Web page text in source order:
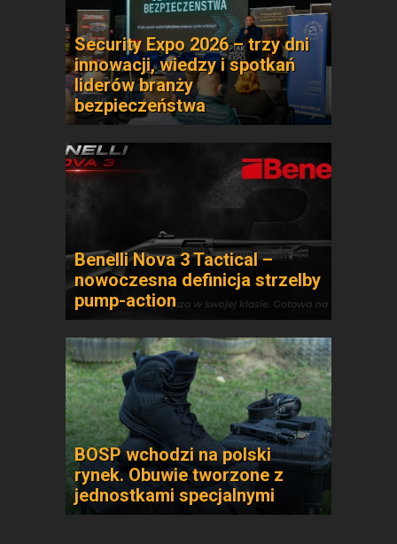
Security Expo 2026 – trzy dni
innowacji, wiedzy i spotkań
liderów branży
bezpieczeństwa
Benelli Nova 3 Tactical –
nowoczesna definicja strzelby
pump-action
BOSP wchodzi na polski
rynek. Obuwie tworzone z
jednostkami specjalnymi